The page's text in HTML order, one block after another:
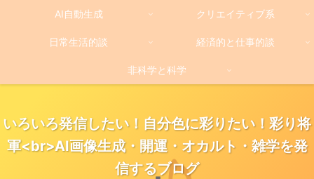
いろいろ発信したい！自分色に彩りたい！彩り将
軍<br>AI画像生成・開運・オカルト・雑学を発
信するブログ
AI自動生成 クリエイティブ系
日常生活的談 経済的と仕事的談
非科学と科学